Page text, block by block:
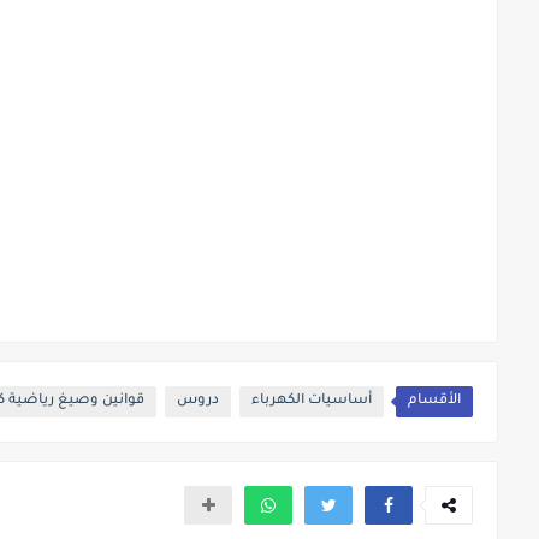
الأقسام أساسيات الكهرباء دروس قوانين وصيغ رياضية